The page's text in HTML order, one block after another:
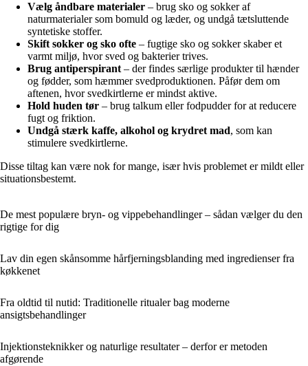
Vælg åndbare materialer – brug sko og sokker af
naturmaterialer som bomuld og læder, og undgå tætsluttende
syntetiske stoffer.
Skift sokker og sko ofte – fugtige sko og sokker skaber et
varmt miljø, hvor sved og bakterier trives.
Brug antiperspirant– der findes særlige produkter til hænder
og fødder, som hæmmer svedproduktionen. Påfør dem om
aftenen, hvor svedkirtlerne er mindst aktive.
Hold huden tør – brug talkum eller fodpudder for at reducere
fugt og friktion.
Undgå stærk kaffe, alkohol og krydret mad, som kan
stimulere svedkirtlerne.
Disse tiltag kan være nok for mange, især hvis problemet er mildt eller
situationsbestemt.
De mest populære bryn- og vippebehandlinger – sådan vælger du den
rigtige for dig
Lav din egen skånsomme hårfjerningsblanding med ingredienser fra
køkkenet
Fra oldtid til nutid: Traditionelle ritualer bag moderne
ansigtsbehandlinger
Injektionsteknikker og naturlige resultater – derfor er metoden
afgørende